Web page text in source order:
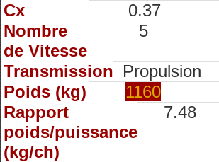
Cx
0.37
Nombre
de Vitesse
5
Transmission Propulsion
Poids (kg)
1160
Rapport
poids/puissance
(kg/ch)
7.48